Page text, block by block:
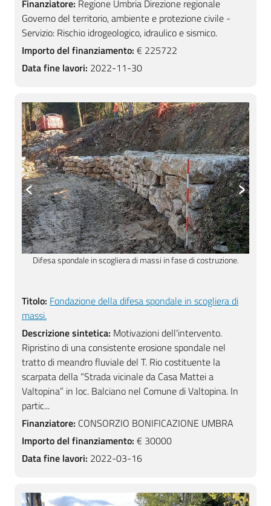
Finanziatore: Regione Umbria Direzione regionale
Governo del territorio, ambiente e protezione civile -
Servizio: Rischio idrogeologico, idraulico e sismico.
Importo del finanziamento: € 225722
Data fine lavori: 2022-11-30
Difesa spondale in scogliera di massi in fase di costruzione.
‹ ›
Titolo: Fondazione della difesa spondale in scogliera di
massi.
Descrizione sintetica: Motivazioni dell'intervento.
Ripristino di una consistente erosione spondale nel
tratto di meandro fluviale del T. Rio costituente la
scarpata della “Strada vicinale da Casa Mattei a
Valtopina” in loc. Balciano nel Comune di Valtopina. In
partic...
Finanziatore: CONSORZIO BONIFICAZIONE UMBRA
Importo del finanziamento: € 30000
Data fine lavori: 2022-03-16